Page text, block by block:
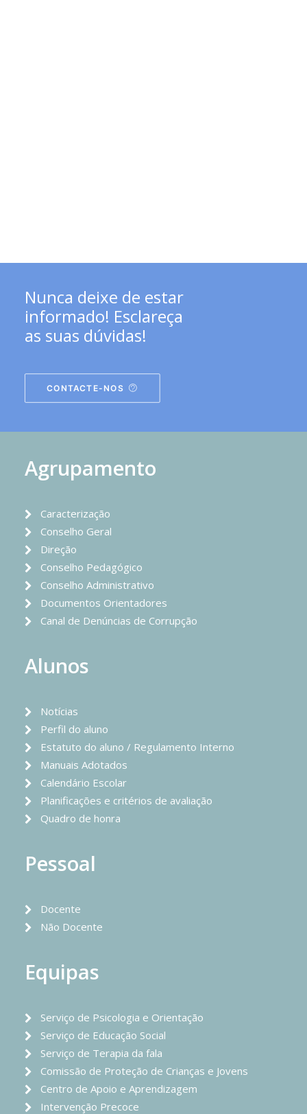
Nunca deixe de estar
informado! Esclareça
as suas dúvidas!
CONTACTE-NOS
Agrupamento
Caracterização
Conselho Geral
Direção
Conselho Pedagógico
Conselho Administrativo
Documentos Orientadores
Canal de Denúncias de Corrupção
Alunos
Notícias
Perfil do aluno
Estatuto do aluno / Regulamento Interno
Manuais Adotados
Calendário Escolar
Planificações e critérios de avaliação
Quadro de honra
Pessoal
Docente
Não Docente
Equipas
Serviço de Psicologia e Orientação
Serviço de Educação Social
Serviço de Terapia da fala
Comissão de Proteção de Crianças e Jovens
Centro de Apoio e Aprendizagem
Intervenção Precoce